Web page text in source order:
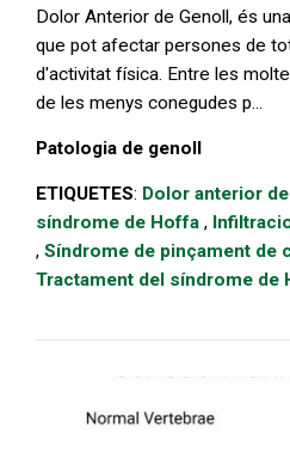
Dolor Anterior de Genoll, és
que pot afectar persones de
d'activitat física. Entre les
de les menys conegudes p...
Patologia de genoll
ETIQUETES: Dolor anterior
síndrome de Hoffa ,
, Síndrome de pinçament de
Tractament del síndrome de